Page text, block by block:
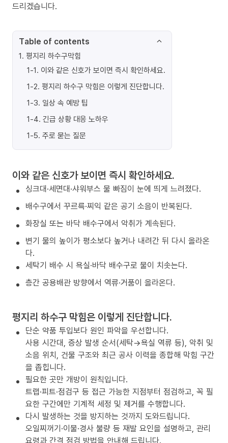
드리겠습니다.
Table of contents
1. 평지리 하수구막힘
1-1. 이와 같은 신호가 보이면 즉시 확인하세요.
1-2. 평지리 하수구 막힘은 이렇게 진단합니다.
1-3. 일상 속 예방 팁
1-4. 긴급 상황 대응 노하우
1-5. 주로 묻는 질문
이와 같은 신호가 보이면 즉시 확인하세요.
싱크대·세면대·샤워부스 물 빠짐이 눈에 띄게 느려졌다.
배수구에서 꾸르륵·찌익 같은 공기 소음이 반복된다.
화장실 또는 바닥 배수구에서 악취가 계속된다.
변기 물의 높이가 평소보다 높거나 내려간 뒤 다시 올라온
다.
세탁기 배수 시 욕실·바닥 배수구로 물이 치솟는다.
층간 공용배관 방향에서 역류·거품이 올라온다.
평지리 하수구 막힘은 이렇게 진단합니다.
단순 약품 투입보다 원인 파악을 우선합니다.
사용 시간대, 증상 발생 순서(세탁→욕실 역류 등), 악취 및
소음 위치, 건물 구조와 최근 공사 이력을 종합해 막힘 구간
을 좁힙니다.
필요한 곳만 개방이 원칙입니다.
트랩·피트·점검구 등 접근 가능한 지점부터 점검하고, 꼭 필
요한 구간에만 기계적 세정 및 제거를 수행합니다.
다시 발생하는 것을 방지하는 것까지 도와드립니다.
오일찌꺼기·이물·경사 불량 등 재발 요인을 설명하고, 관리
요령과 간격 점검 방법을 안내해 드립니다.